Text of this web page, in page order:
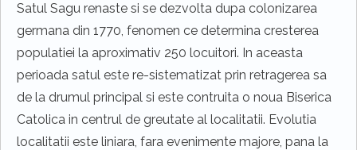
Satul Sagu renaste si se dezvolta dupa colonizarea
germana din 1770, fenomen ce determina cresterea
populatiei la aproximativ 250 locuitori. In aceasta
perioada satul este re-sistematizat prin retragerea sa
de la drumul principal si este contruita o noua Biserica
Catolica in centrul de greutate al localitatii. Evolutia
localitatii este liniara, fara evenimente majore, pana la